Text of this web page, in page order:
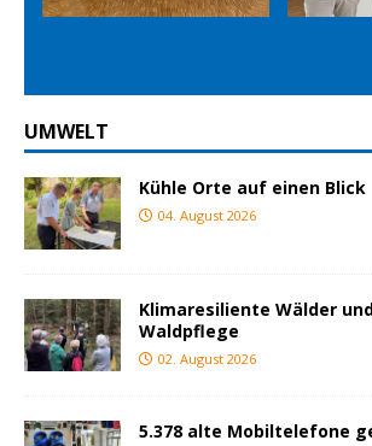
ious
UMWELT
Kühle Orte auf einen Blick
04. August 2026
Klimaresiliente Wälder
Waldpflege
02. August 2026
5.378 alte Mobiltelefone